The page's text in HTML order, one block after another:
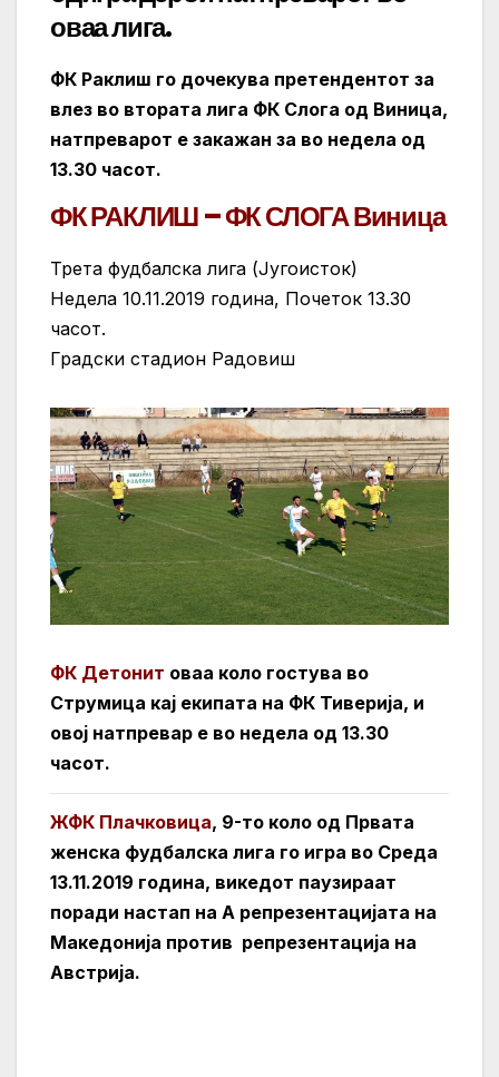
оваа лига.
ФК Раклиш го дочекува претендентот за
влез во втората лига ФК Слога од Виница,
натпреварот е закажан за во недела од
13.30 часот.
ФК РАКЛИШ – ФК СЛОГА Виница
Трета фудбалска лига (Југоисток)
Недела 10.11.2019 година, Почеток 13.30
часот.
Градски стадион Радовиш
ФК Детонит оваа коло гостува во
Струмица кај екипата на ФК Тиверија, и
овој натпревар е во недела од 13.30
часот.
ЖФК Плачковица, 9-то коло од Првата
женска фудбалска лига го игра во Среда
13.11.2019 година, викедот паузираат
поради настап на А репрезентацијата на
Македонија против репрезентација на
Австрија.